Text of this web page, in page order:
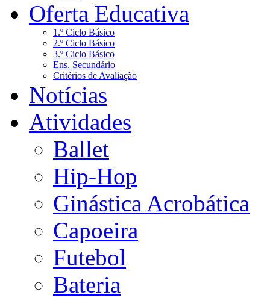
Oferta Educativa
1.º Ciclo Básico
2.º Ciclo Básico
3.º Ciclo Básico
Ens. Secundário
Critérios de Avaliação
Notícias
Atividades
Ballet
Hip-Hop
Ginástica Acrobática
Capoeira
Futebol
Bateria